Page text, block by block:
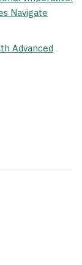
Navigate
Advanced